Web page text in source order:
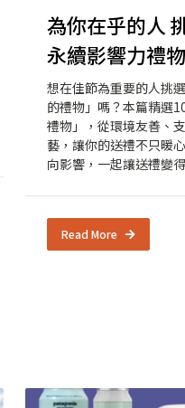
為你在乎的人
永續影響力禮物
想在佳節為重要的人挑
的禮物」嗎？本篇精選
禮物」，從環境友善、
藝，讓你的送禮不只暖
向影響，一起讓送禮變
Read More